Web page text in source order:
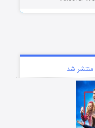
منتشر شد